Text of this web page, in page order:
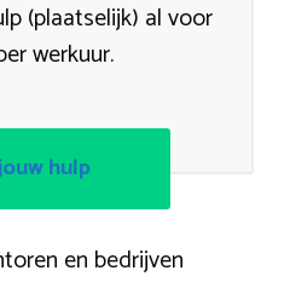
(plaatselijk) al voor
werkuur.
hulp
en bedrijven